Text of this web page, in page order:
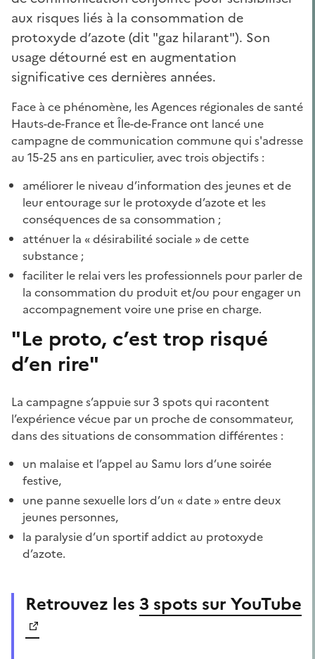
aux risques liés à la consommation de
protoxyde d’azote (dit "gaz hilarant"). Son
usage détourné est en augmentation
significative ces dernières années.
Face à ce phénomène, les Agences régionales de santé
Hauts-de-France et Île-de-France ont lancé une
campagne de communication commune qui s'adresse
au 15-25 ans en particulier, avec trois objectifs :
améliorer le niveau d’information des jeunes et de
leur entourage sur le protoxyde d’azote et les
conséquences de sa consommation ;
atténuer la « désirabilité sociale » de cette
substance ;
faciliter le relai vers les professionnels pour parler de
la consommation du produit et/ou pour engager un
accompagnement voire une prise en charge.
"Le proto, c’est trop risqué
d’en rire"
La campagne s’appuie sur 3 spots qui racontent
l’expérience vécue par un proche de consommateur,
dans des situations de consommation différentes :
un malaise et l’appel au Samu lors d’une soirée
festive,
une panne sexuelle lors d’un « date » entre deux
jeunes personnes,
la paralysie d’un sportif addict au protoxyde
d’azote.
Retrouvez les3 spots sur YouTube